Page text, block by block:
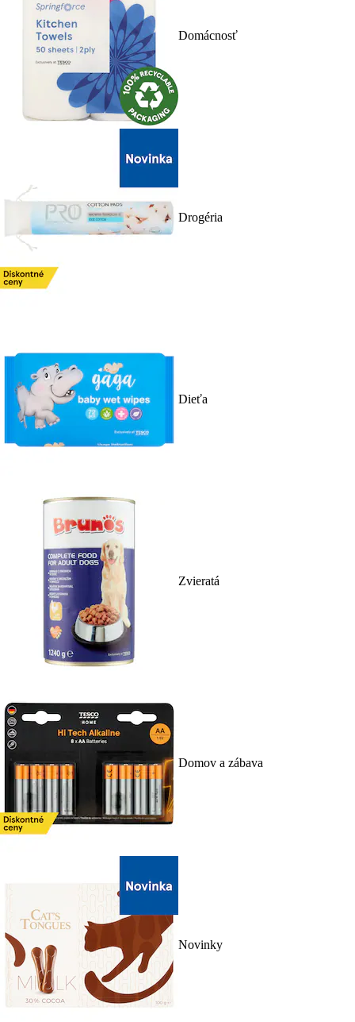
Domácnosť
Drogéria
Dieťa
Zvieratá
Domov a zábava
Novinky